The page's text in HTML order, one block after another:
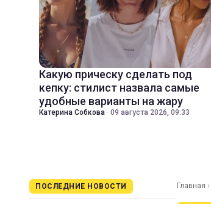
Какую прическу сделать под
кепку: стилист назвала самые
удобные варианты на жару
Катерина Собкова · 09 августа 2026, 09:33
ПОСЛЕДНИЕ НОВОСТИ Главная ›